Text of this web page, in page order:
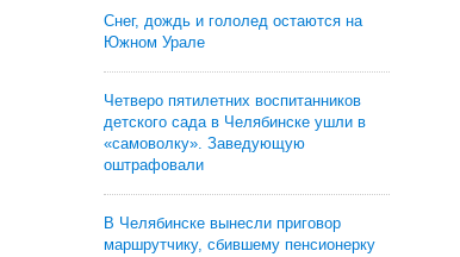
Снег, дождь и гололед остаются на
Южном Урале
Четверо пятилетних воспитанников
детского сада в Челябинске ушли в
«самоволку». Заведующую
оштрафовали
В Челябинске вынесли приговор
маршрутчику, сбившему пенсионерку